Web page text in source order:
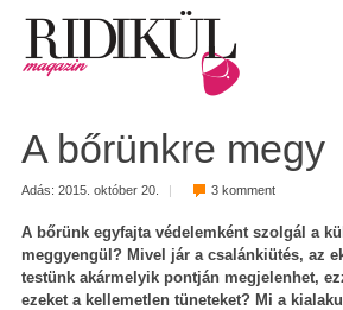
A bőrünkre megy
Adás: 2015. október 20. | 3 komment
A bőrünk egyfajta védelemként szolgál a
meggyengül? Mivel jár a csalánkiütés, az
testünk akármelyik pontján megjelenhet,
ezeket a kellemetlen tüneteket? Mi a